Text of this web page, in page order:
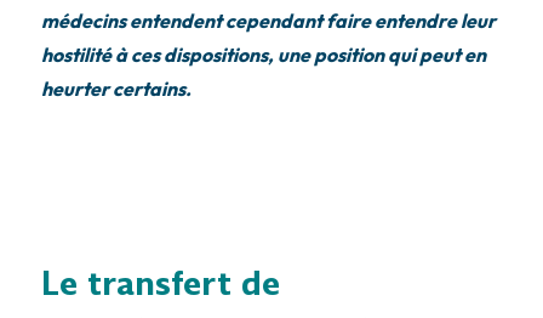
médecins entendent cependant faire entendre leur
hostilité à ces dispositions, une position qui peut en
heurter certains.
Le transfert de